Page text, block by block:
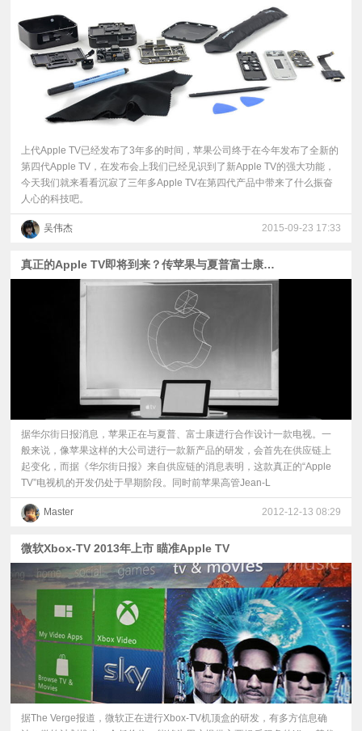
上代Apple TV已经发布了3年多的时间，苹果公司终于在今年发布了全新的
第四代Apple TV，在发布会上我们已经见识到了新Apple TV的强大功能，
今天我们就来看看沉寂了三年多Apple TV在第四代产品中带来了什么振奋
人心的科技吧。
吴伟杰 2015-09-23 17:33
真正的Apple TV即将到来？传苹果与夏普富士康合作产电视
据华尔街日报消息，苹果正在与夏普、富士康进行合作设计一款电视。一
般来说，像苹果这样的大公司进行一款新产品的研发，会首先在供应链上
起变化，而据《华尔街日报》来自供应链的消息表明，这款真正的“Apple
TV”电视机的开发仍处于早期阶段。同时前苹果高管Jean-L
Master 2012-12-13 08:29
微软Xbox-TV 2013年上市 瞄准Apple TV
据The Verge报道，微软正在进行Xbox-TV机顶盒的研发，有多方信息确